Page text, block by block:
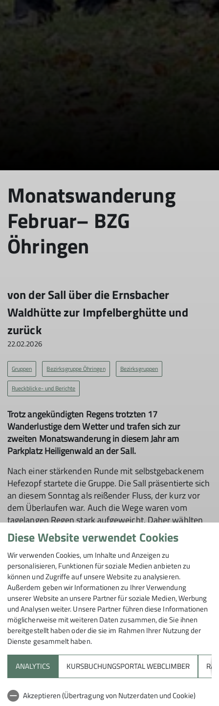
Monatswanderung
Februar– BZG
Öhringen
von der Sall über die Ernsbacher
Waldhütte zur Impfelberghütte und
zurück
22.02.2026
Gruppen Bezirksgruppe Öhringen Bezirksgruppen
Rueckblicke- und Berichte
Trotz angekündigten Regens trotzten 17
Wanderlustige dem Wetter und trafen sich zur
zweiten Monatswanderung in diesem Jahr am
Parkplatz Heiligenwald an der Sall.
Nach einer stärkenden Runde mit selbstgebackenem
Hefezopf startete die Gruppe. Die Sall präsentierte sich
an diesem Sonntag als reißender Fluss, der kurz vor
dem Überlaufen war. Auch die Wege waren vom
tagelangen Regen stark aufgeweicht. Daher wählten
wir fast ausschließlich befestigte Forstwege für unsere
Route.
Der Weg führte uns mehrere Kilometer stetig bergauf.
Ein besonderes Highlight auf dem Weg zur Ernsbacher
Waldhütte waren die imposanten Mammutbäume. Die
vor über 150 Jahren gepflanzten Baumriesen zählen
zu den beeindruckendsten Naturmonumenten der
Region. Die Hütte selbst bot mit ihren zahlreichen
Sitzgelegenheiten und einem großen Grill eine ideale
Rastmöglichkeit.
Gut gestärkt ging es auf dem Bergrücken weiter zur
Impfelberghütte, ein absoluter Geheimtipp für
Liebhaber romantischer Waldidylle. Fast verwunschen
Diese Website verwendet Cookies
Wir verwenden Cookies, um Inhalte und Anzeigen zu
personalisieren, Funktionen für soziale Medien anbieten zu
können und Zugriffe auf unsere Website zu analysieren.
Außerdem geben wir Informationen zu Ihrer Verwendung
unserer Website an unsere Partner für soziale Medien, Werbung
und Analysen weiter. Unsere Partner führen diese Informationen
möglicherweise mit weiteren Daten zusammen, die Sie ihnen
bereitgestellt haben oder die sie im Rahmen Ihrer Nutzung der
Dienste gesammelt haben.
ANALYTICS KURSBUCHUNGSPORTAL WEBCLIMBER
Akzeptieren (Übertragung von Nutzerdaten und Cookie)